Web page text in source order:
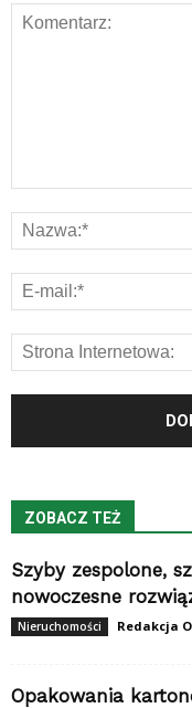
ZOBACZ TEŻ
Szyby zespolone,
nowoczesne
Nieruchomości Redakcja
Opakowania